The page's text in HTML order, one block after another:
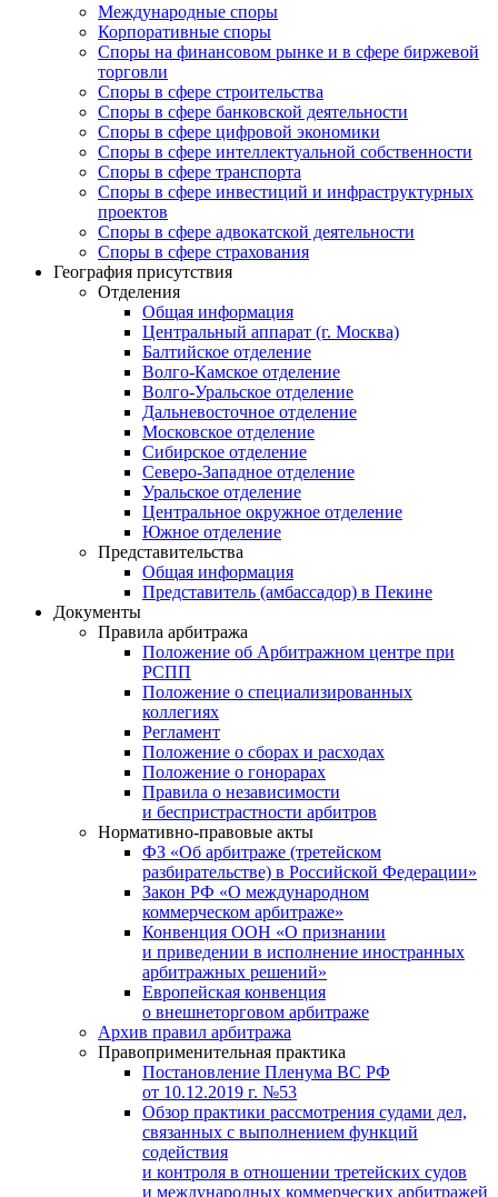
Международные споры
Корпоративные споры
Споры на финансовом рынке и в сфере биржевой
торговли
Споры в сфере строительства
Споры в сфере банковской деятельности
Споры в сфере цифровой экономики
Споры в сфере интеллектуальной собственности
Споры в сфере транспорта
Cпоры в сфере инвестиций и инфраструктурных
проектов
Споры в сфере адвокатской деятельности
Споры в сфере страхования
География присутствия
Отделения
Общая информация
Центральный аппарат (г. Москва)
Балтийское отделение
Волго-Камское отделение
Волго-Уральское отделение
Дальневосточное отделение
Московское отделение
Сибирское отделение
Северо-Западное отделение
Уральское отделение
Центральное окружное отделение
Южное отделение
Представительства
Общая информация
Представитель (амбассадор) в Пекине
Документы
Правила арбитража
Положение об Арбитражном центре при
РСПП
Положение о специализированных
коллегиях
Регламент
Положение о сборах и расходах
Положение о гонорарах
Правила о независимости
и беспристрастности арбитров
Нормативно-правовые акты
ФЗ «Об арбитраже (третейском
разбирательстве) в Российской Федерации»
Закон РФ «О международном
коммерческом арбитраже»
Конвенция ООН «О признании
и приведении в исполнение иностранных
арбитражных решений»
Европейская конвенция
о внешнеторговом арбитраже
Архив правил арбитража
Правоприменительная практика
Постановление Пленума ВС РФ
от 10.12.2019 г. №53
Обзор практики рассмотрения судами дел,
связанных с выполнением функций
содействия
и контроля в отношении третейских судов
и международных коммерческих арбитражей